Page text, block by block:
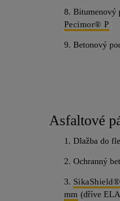
8. Bitumenový
Pecimor® P
9. Betonový
Asfaltové
1. Dlažba do
2. Ochranný
3.
mm (dříve